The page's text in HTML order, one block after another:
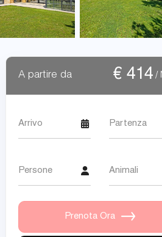
A partire da € 414 /
Arrivo Partenza
Persone Animali
Prenota Ora